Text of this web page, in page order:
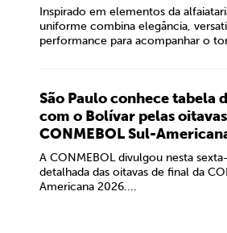
Inspirado em elementos da
uniforme combina elegância,
performance para acompanhar o
São Paulo conhece tabela
com o Bolívar pelas
CONMEBOL Sul-
A CONMEBOL divulgou nesta
detalhada das oitavas de final da
Americana 2026....